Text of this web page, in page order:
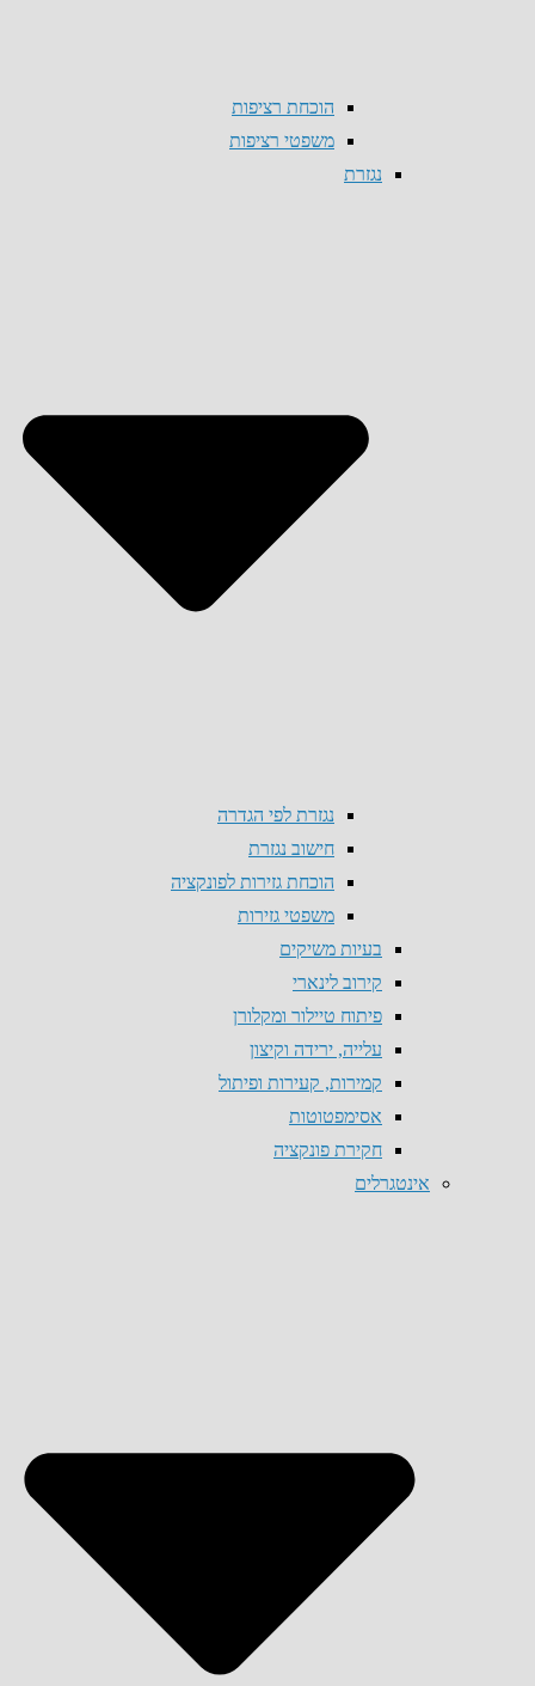
הוכחת רציפות
משפטי רציפות
נגזרת
נגזרת לפי הגדרה
חישוב נגזרת
הוכחת גזירות לפונקציה
משפטי גזירות
בעיות משיקים
קירוב לינארי
פיתוח טיילור ומקלורן
עלייה, ירידה וקיצון
קמירות, קעירות ופיתול
אסימפטוטות
חקירת פונקציה
אינטגרלים